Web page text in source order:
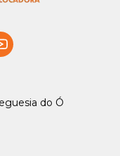
do Ó